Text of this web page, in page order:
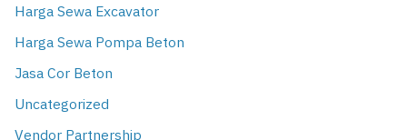
Harga Sewa Excavator
Harga Sewa Pompa Beton
Jasa Cor Beton
Uncategorized